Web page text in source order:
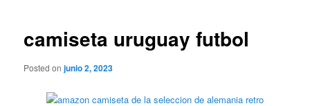
camiseta uruguay futbol
Posted onjunio 2, 2023